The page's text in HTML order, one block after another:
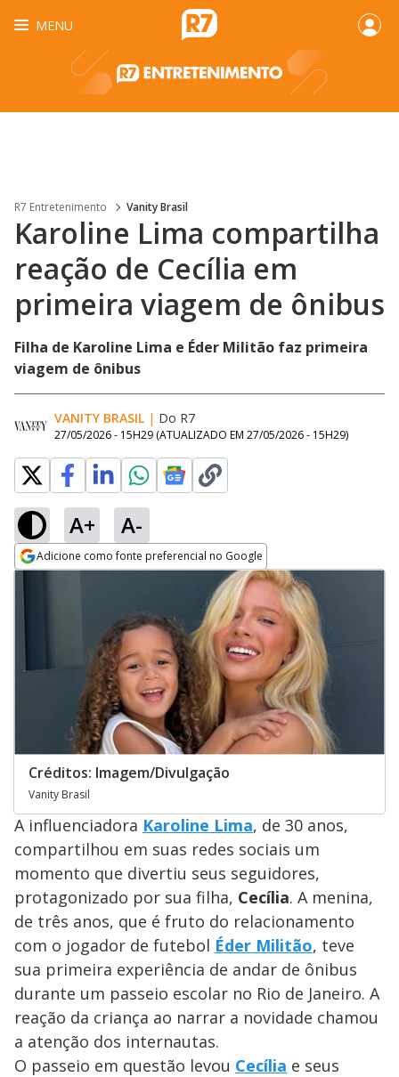
MENU
R7 Entretenimento Vanity Brasil
Karoline Lima compartilha
reação de Cecília em
primeira viagem de ônibus
Filha de Karoline Lima e Éder Militão faz primeira
viagem de ônibus
VANITY BRASIL | Do R7
27/05/2026 - 15H29 (ATUALIZADO EM 27/05/2026 - 15H29)
A+ A-
Adicione como fonte preferencial no Google
Créditos: Imagem/Divulgação
Vanity Brasil
A influenciadora Karoline Lima, de 30 anos,
compartilhou em suas redes sociais um
momento que divertiu seus seguidores,
protagonizado por sua filha, Cecília. A menina,
de três anos, que é fruto do relacionamento
com o jogador de futebol Éder Militão, teve
sua primeira experiência de andar de ônibus
durante um passeio escolar no Rio de Janeiro. A
reação da criança ao narrar a novidade chamou
a atenção dos internautas.
O passeio em questão levou Cecília e seus